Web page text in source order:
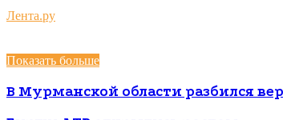
Лента.ру
Показать больше
В Мурманской области разбился